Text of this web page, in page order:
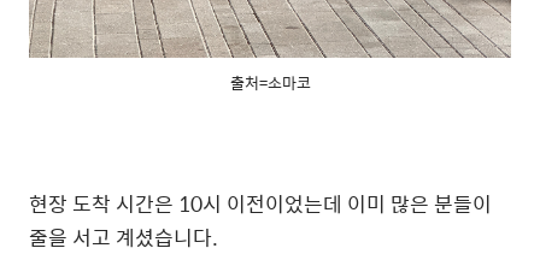
출처=소마코
현장 도착 시간은 10시 이전이었는데 이미 많은 분들이
줄을 서고 계셨습니다.